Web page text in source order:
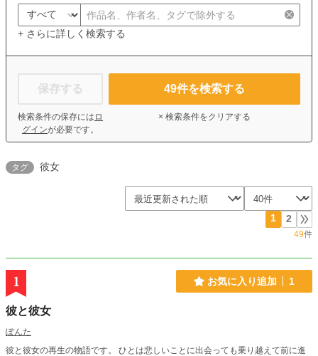
+ さらに詳しく検索する
保存する
検索条件の保存には ロ
グインが必要です。
49件を検索する
× 検索条件をクリアする
タグ 彼女
1 2
49件
1 お気に入り追加 1
彼と彼女
ぽんた
彼と彼女の再生の物語です。 ひとは悲しいことに出会っても乗り越えて前に進